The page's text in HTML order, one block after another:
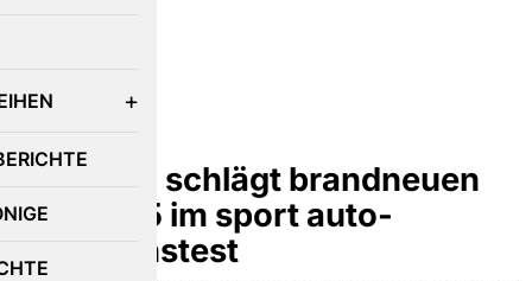
BMW M3 schlägt brandneuen
Audi RS 5 im sport auto-
Vergleichstest